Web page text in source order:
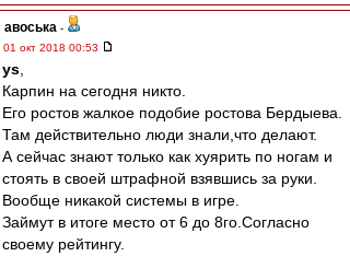
авоська -
01 окт 2018 00:53
ys
Карпин на сегодня никто.
Его ростов жалкое подобие ростова Бердыева.
Там действительно люди знали,что делают.
А сейчас знают только как хуярить по ногам и
стоять в своей штрафной взявшись за руки.
Вообще никакой системы в игре.
Займут в итоге место от 6 до 8го.Согласно
своему рейтингу.